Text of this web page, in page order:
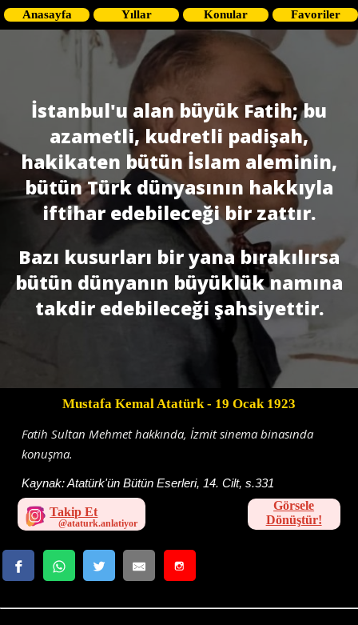
Anasayfa Yıllar Konular Favoriler
İstanbul'u alan büyük Fatih; bu
azametli, kudretli padişah,
hakikaten bütün İslam aleminin,
bütün Türk dünyasının hakkıyla
iftihar edebileceği bir zattır.
Bazı kusurları bir yana bırakılırsa
bütün dünyanın büyüklük namına
takdir edebileceği şahsiyettir.
Mustafa Kemal Atatürk- 19 Ocak 1923
Fatih Sultan Mehmet hakkında, İzmit sinema binasında
konuşma.
Kaynak:Atatürk'ün Bütün Eserleri, 14. Cilt, s.331
Takip Et
Görsele
Dönüştür!